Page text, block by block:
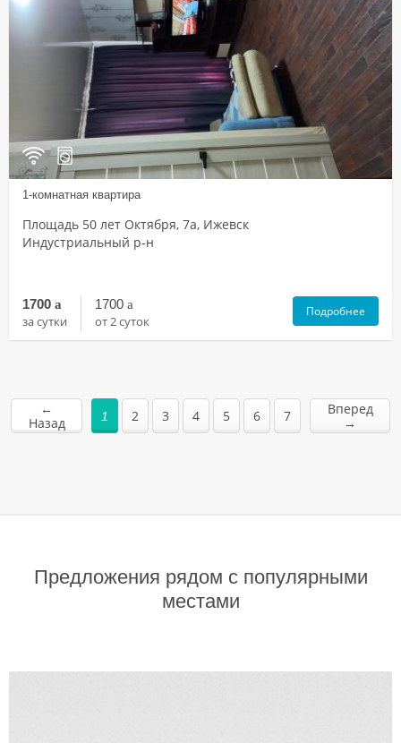
1-комнатная квартира
Площадь 50 лет Октября, 7а, Ижевск
Индустриальный р-н
1700 a
за сутки
1700 a
от 2 суток
Подробнее
←
Назад
1 2 3 4 5 6 7
Вперед
→
Предложения рядом с популярными
местами